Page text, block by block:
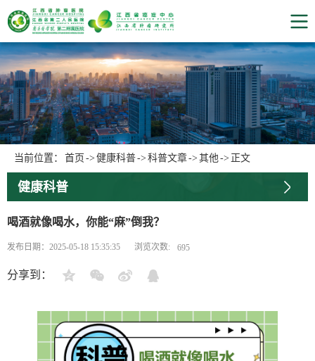
当前位置： 首页 -> 健康科普-> 科普文章-> 其他 -> 正文
健康科普
喝酒就像喝水，你能“麻”倒我？
发布日期：2025-05-18 15:35:35 浏览次数: 695
分享到：